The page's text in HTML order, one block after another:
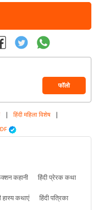
फॉलो
| हिंदी महिला विशेष |
कहानी
हिंदी प्रेरक कथा
हास्य कथाएं हिंदी पत्रिका